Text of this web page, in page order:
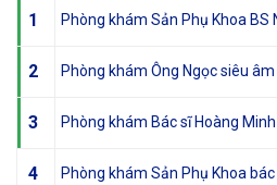
1 Phòng khám Sản Phụ Khoa BS
2 Phòng khám Ông Ngọc siêu âm
3 Phòng khám Bác sĩ Hoàng
4 Phòng khám Sản Phụ Khoa